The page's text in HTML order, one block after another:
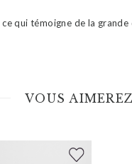
ce qui témoigne de la
VOUS